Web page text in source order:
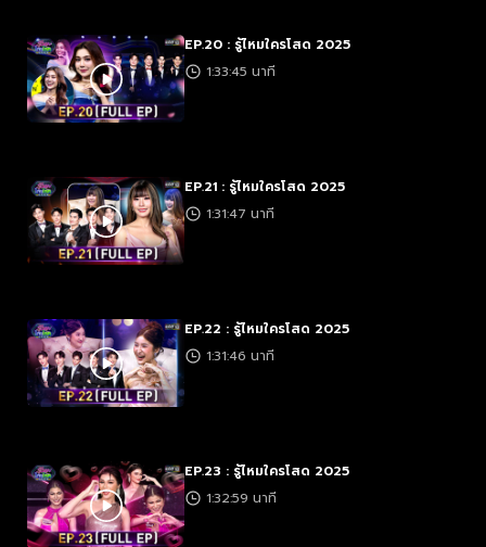
EP.20 : รู้ไหมใครโสด 2025
1:33:45 นาที
EP.21 : รู้ไหมใครโสด 2025
1:31:47 นาที
EP.22 : รู้ไหมใครโสด 2025
1:31:46 นาที
EP.23 : รู้ไหมใครโสด 2025
1:32:59 นาที